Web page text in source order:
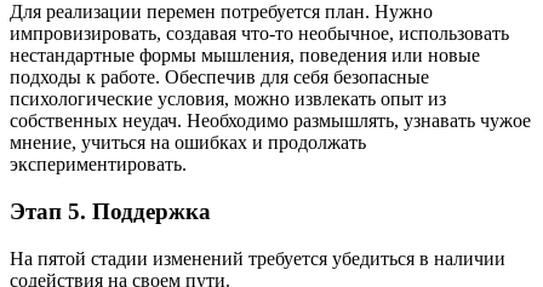
Для реализации перемен потребуется план. Нужно
импровизировать, создавая что-то необычное, использовать
нестандартные формы мышления, поведения или новые
подходы к работе. Обеспечив для себя безопасные
психологические условия, можно извлекать опыт из
собственных неудач. Необходимо размышлять, узнавать чужое
мнение, учиться на ошибках и продолжать
экспериментировать.
Этап 5. Поддержка
На пятой стадии изменений требуется убедиться в наличии
содействия на своем пути.